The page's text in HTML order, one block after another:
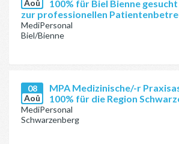
Aoû
100% für Biel Bienne
zur professionellen
MediPersonal
Biel/Bienne
08
Aoû
MPA Medizinische/-r
100% für die Region
MediPersonal
Schwarzenberg